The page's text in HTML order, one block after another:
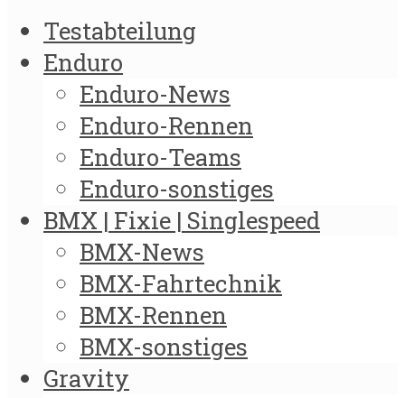
Testabteilung
Enduro
Enduro-News
Enduro-Rennen
Enduro-Teams
Enduro-sonstiges
BMX | Fixie | Singlespeed
BMX-News
BMX-Fahrtechnik
BMX-Rennen
BMX-sonstiges
Gravity